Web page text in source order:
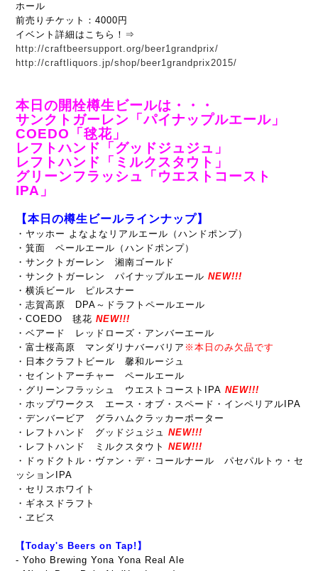
ホール
前売りチケット：4000円
イベント詳細はこちら！⇒
http://craftbeersupport.org/beer1grandprix/
http://craftliquors.jp/shop/beer1grandprix2015/
本日の開栓樽生ビールは・・・
サンクトガーレン「パイナップルエール」
COEDO「毬花 」
レフトハンド「グッドジュジュ」
レフトハンド「ミルクスタウト」
グリーンフラッシュ「ウエストコースト
IPA」
【本日の樽生ビールラインナップ】
・ヤッホー よなよなリアルエール（ハンドポンプ）
・箕面 ペールエール（ハンドポンプ）
・サンクトガーレン 湘南ゴールド
・サンクトガーレン パイナップルエール NEW!!!
・横浜ビール ピルスナー
・志賀高原 DPA～ドラフトペールエール
・COEDO 毬花 NEW!!!
・ベアード レッドローズ・アンバーエール
・富士桜高原 マンダリナバーバリア ※本日のみ欠品です
・日本クラフトビール 馨和ルージュ
・セイントアーチャー ペールエール
・グリーンフラッシュ ウエストコーストIPA NEW!!!
・ホップワークス エース・オブ・ スペード・インペリアルIPA
・デンバービア グラハムクラッカーポーター
・レフトハンド グッドジュジュ NEW!!!
・レフトハンド ミルクスタウト NEW!!!
・
ドゥドクトル・ヴァン・デ・コールナール パセパルトゥ・セ
ッションIPA
・セリスホワイト
・ギネ スドラフト
・ヱビス
【Today's Beers on Tap!】
- Yoho Brewing Yona Yona Real Ale